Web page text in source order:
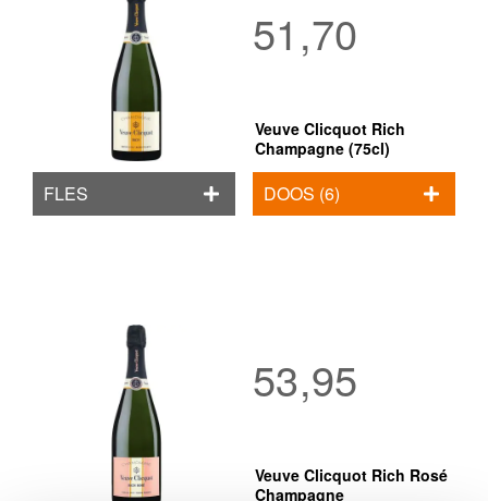
Veuve Clicquot Rich
Champagne (75cl)
51,70
FLES DOOS (6)
Veuve Clicquot Rich Rosé
Champagne
53,95